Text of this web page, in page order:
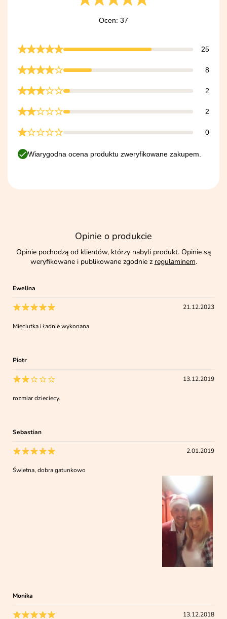
Ocen: 37
25
8
2
2
0
Wiarygodna ocena produktu zweryfikowane zakupem.
Opinie o produkcie
Opinie pochodzą od klientów, którzy nabyli produkt. Opinie są
weryfikowane i publikowane zgodnie z regulaminem.
Ewelina
21.12.2023
Mięciutka i ładnie wykonana
Piotr
13.12.2019
rozmiar dzieciecy.
Sebastian
2.01.2019
Świetna, dobra gatunkowo
Monika
13.12.2018